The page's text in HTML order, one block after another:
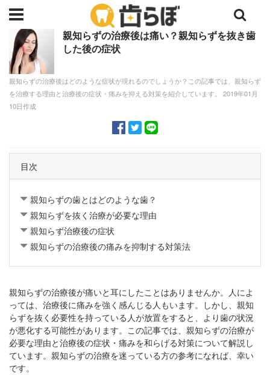
親知らずの治療後は痛い？親知らずを抜き歯
した後の症状
親知らずの治療後はどのような症状が現れるのでしょうか？この記事では、親知らず
を治療する理由と治療後の症状・痛みを抑える対策を紹介しています。 2019年01月
10日作成
目次
親知らずの歯とはどのような歯？
親知らずを抜く治療が必要な理由
親知らず治療後の症状
親知らずの治療後の痛みを抑制する対策法
親知らずの治療後が痛いと耳にしたことはありませんか。人によ
っては、治療後に痛みを強く感んじる人もいます。しかし、親知
らずを抜く必要性を持っている人が放置をすると、より歯の状況
が悪化する可能性があります。この記事では、親知らずの治療が
必要な理由と治療後の症状・痛みを和らげる対策について解説し
ています。親知らずの治療を迷っている方の参考になれば、幸い
です。